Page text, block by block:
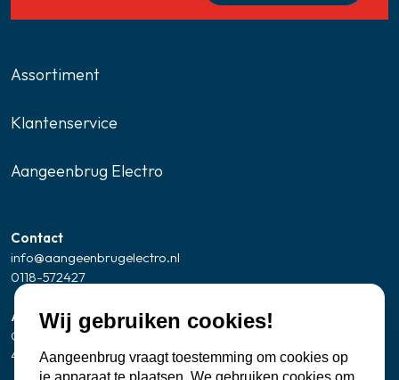
Assortiment
Klantenservice
Aangeenbrug Electro
Contact
info@aangeenbrugelectro.nl
0118-572427
Adresgegevens Showroom/kantoor
Oude Zandweg 24
4361 SK Westkapelle
Wij gebruiken cookies!
Aangeenbrug vraagt toestemming om cookies op